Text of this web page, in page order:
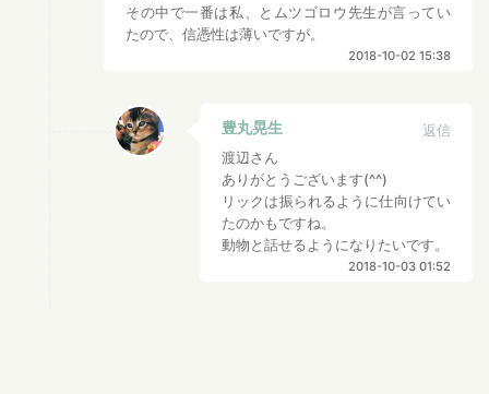
その中で一番は私、とムツゴロウ先生が言ってい
たので、信憑性は薄いですが。
2018-10-02 15:38
豊丸晃生
返信
渡辺さん
ありがとうございます(^^)
リックは振られるように仕向けてい
たのかもですね。
動物と話せるようになりたいです。
2018-10-03 01:52